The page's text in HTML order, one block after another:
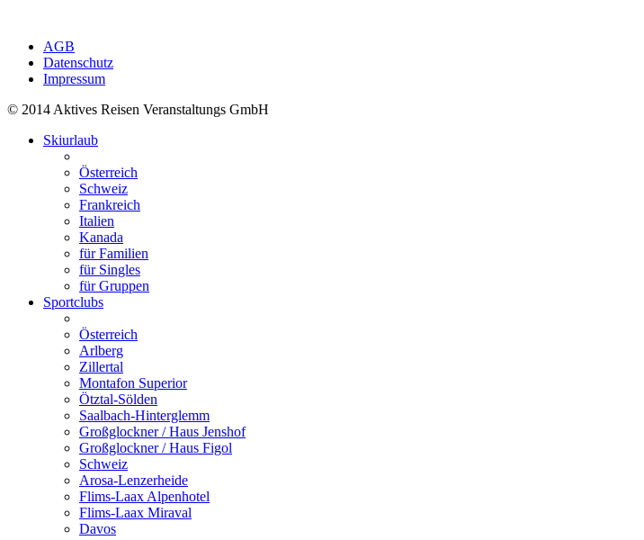
AGB
Datenschutz
Impressum
© 2014 Aktives Reisen Veranstaltungs GmbH
Skiurlaub
Österreich
Schweiz
Frankreich
Italien
Kanada
für Familien
für Singles
für Gruppen
Sportclubs
Österreich
Arlberg
Zillertal
Montafon Superior
Ötztal-Sölden
Saalbach-Hinterglemm
Großglockner / Haus Jenshof
Großglockner / Haus Figol
Schweiz
Arosa-Lenzerheide
Flims-Laax Alpenhotel
Flims-Laax Miraval
Davos